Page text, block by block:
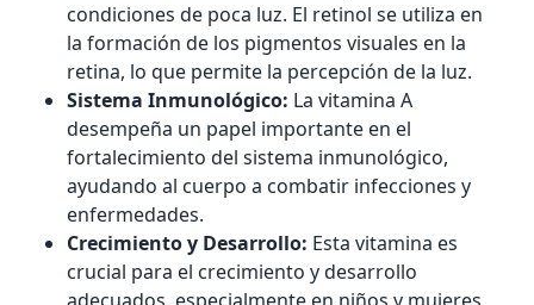
condiciones de poca luz. El retinol se utiliza en
la formación de los pigmentos visuales en la
retina, lo que permite la percepción de la luz.
Sistema Inmunológico: La vitamina A
desempeña un papel importante en el
fortalecimiento del sistema inmunológico,
ayudando al cuerpo a combatir infecciones y
enfermedades.
Crecimiento y Desarrollo: Esta vitamina es
crucial para el crecimiento y desarrollo